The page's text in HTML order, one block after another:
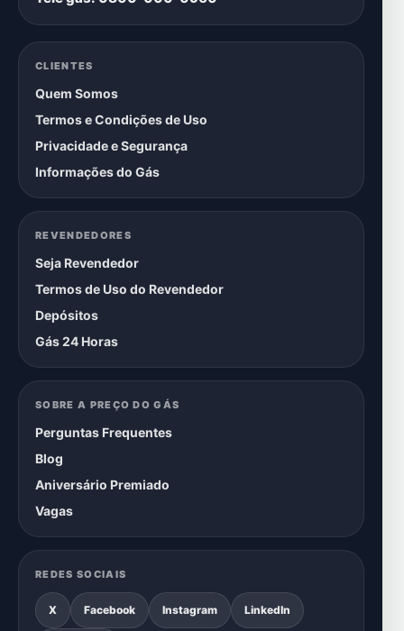
CLIENTES
Quem Somos
Termos e Condições de Uso
Privacidade e Segurança
Informações do Gás
REVENDEDORES
Seja Revendedor
Termos de Uso do Revendedor
Depósitos
Gás 24 Horas
SOBRE A PREÇO DO GÁS
Perguntas Frequentes
Blog
Aniversário Premiado
Vagas
REDES SOCIAIS
X Facebook Instagram LinkedIn